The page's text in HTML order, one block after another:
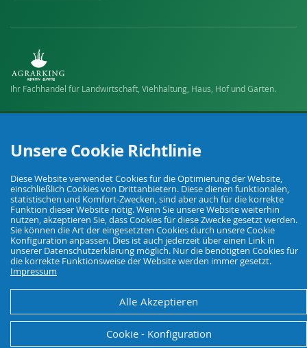
Ihr Fachhandel für Landwirtschaft, Viehhaltung, Haus, Hof und Garten.
AGBDatenschutzWiderrufsbelehrung Impressum
Unsere Cookie Richtlinie
Diese Website verwendet Cookies für die Optimierung der Website,
einschließlich Cookies von Drittanbietern. Diese dienen funktionalen,
statistischen und Komfort-Zwecken, sind aber auch für die korrekte
Funktion dieser Website nötig. Wenn Sie unsere Website weiterhin
nutzen, akzeptieren Sie, dass Cookies für diese Zwecke gesetzt werden.
Sie können die Art der eingesetzten Cookies durch unsere Cookie
Konfiguration anpassen. Dies ist auch jederzeit über einen Link in
unserer Datenschutzerklärung möglich. Nur die benötigten Cookies für
die korrekte Funktionsweise der Website werden immer gesetzt.
Impressum
Alle Akzeptieren
Cookie - Konfiguration